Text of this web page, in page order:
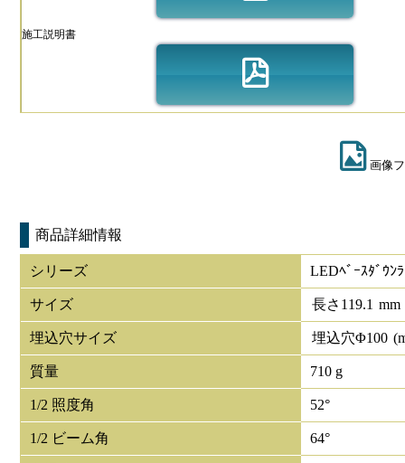
施工説明書
画像
商品詳細情報
シリーズ LEDﾍﾞｰｽﾀﾞｳﾝ
サイズ 長さ 119.1 mm
埋込穴サイズ 埋込穴Φ100
質量 710 g
1/2 照度角 52°
1/2 ビーム角 64°